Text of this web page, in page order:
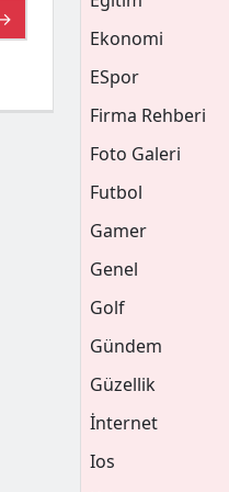
Ekonomi
ESpor
Firma Rehberi
Foto Galeri
Futbol
Gamer
Genel
Golf
Gündem
Güzellik
İnternet
Ios